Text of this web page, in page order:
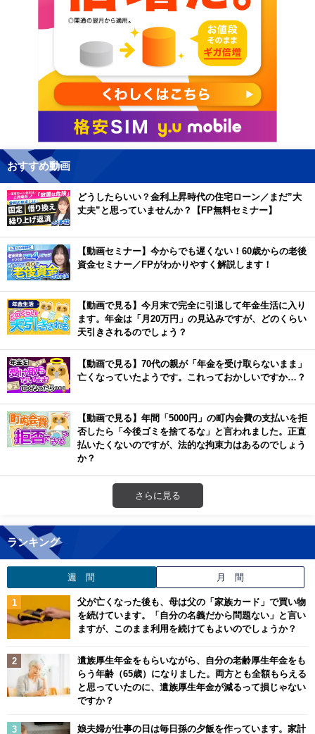
おすすめ動画
どうしたらいい？金利上昇時代の住宅ローン／まだ”大
丈夫”と思っていませんか？【FP無料セミナー】
【動画セミナー】今からでも遅くない！60歳からの老後
資金セミナー／FPがわかりやすく解説します！
【動画で見る】今月末で完全に引退して年金生活に入り
ます。年金は「月20万円」の見込みですが、どのくらい
天引きされるのでしょう？
【動画で見る】70代の親が「年金を受け取らないまま」
亡くなっていたようです。これっておかしいですか…？
【動画で見る】年間「5000円」の町内会費の支払いを拒
否したら「今後ゴミを捨てるな」と言われました。正直
払いたくないのですが、法的な拘束力はあるのでしょう
か？
さらに見る
ランキング
週 間 月 間
父が亡くなった後も、母は父の「家族カード」で買い物
を続けています。「自分の名義だから問題ない」と言い
ますが、このまま利用を続けてもよいのでしょうか？
遺族厚生年金をもらいながら、自分の老齢厚生年金をも
らう年齢（65歳）になりました。両方とも全額もらえる
と思っていたのに、遺族厚生年金が減るって損じゃない
ですか？
娘夫婦が仕事の日は毎日孫の夕飯を作っています。家計